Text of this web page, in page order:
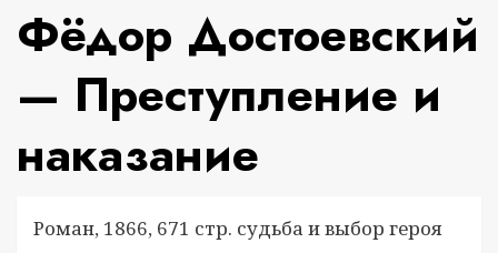
Фёдор Достоевский
— Преступление и
наказание
Роман, 1866, 671 стр. судьба и выбор героя